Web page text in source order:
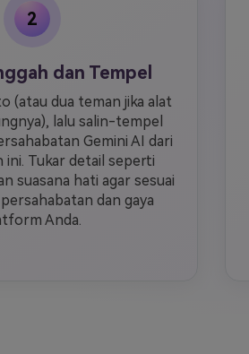
2
dan Tempel
(atau dua teman jika alat
lalu salin-tempel
Gemini AI dari
ini. Tukar detail seperti
suasana hati agar sesuai
dan gaya
Anda.